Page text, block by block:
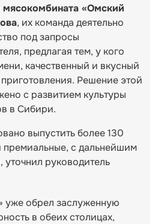
мясокомбината «Омский
, их команда деятельно
под запросы
предлагая тем, у кого
качественный и вкусный
Решение этой
с развитием культуры
в Сибири.
выпустить более 130
премиальные, с дальнейшим
руководитель
уже обрел заслуженную
в обеих столицах,